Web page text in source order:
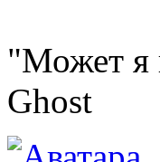
"Может я
Ghost